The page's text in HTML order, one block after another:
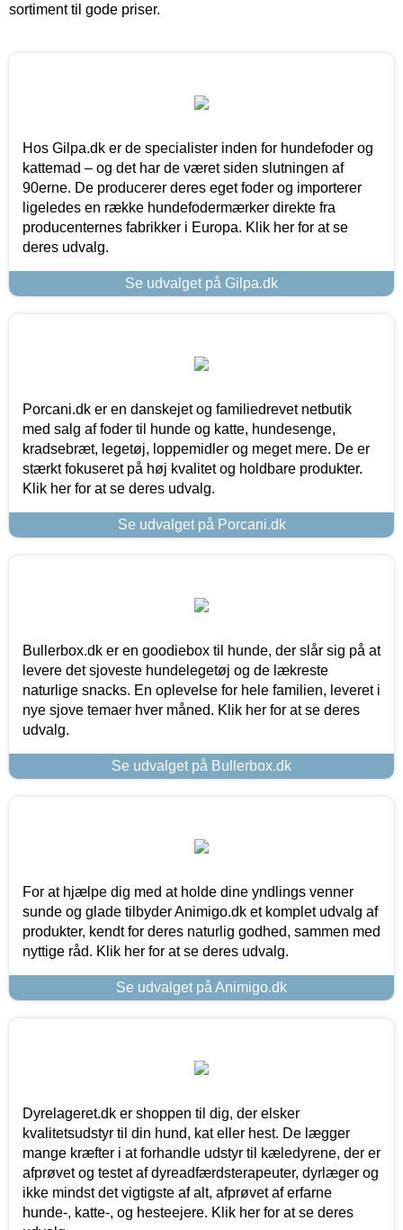
sortiment til gode priser.
Hos Gilpa.dk er de specialister inden for hundefoder og
kattemad – og det har de været siden slutningen af
90erne. De producerer deres eget foder og importerer
ligeledes en række hundefodermærker direkte fra
producenternes fabrikker i Europa. Klik her for at se
deres udvalg.
Se udvalget på Gilpa.dk
Porcani.dk er en danskejet og familiedrevet netbutik
med salg af foder til hunde og katte, hundesenge,
kradsebræt, legetøj, loppemidler og meget mere. De er
stærkt fokuseret på høj kvalitet og holdbare produkter.
Klik her for at se deres udvalg.
Se udvalget på Porcani.dk
Bullerbox.dk er en goodiebox til hunde, der slår sig på at
levere det sjoveste hundelegetøj og de lækreste
naturlige snacks. En oplevelse for hele familien, leveret i
nye sjove temaer hver måned. Klik her for at se deres
udvalg.
Se udvalget på Bullerbox.dk
For at hjælpe dig med at holde dine yndlings venner
sunde og glade tilbyder Animigo.dk et komplet udvalg af
produkter, kendt for deres naturlig godhed, sammen med
nyttige råd. Klik her for at se deres udvalg.
Se udvalget på Animigo.dk
Dyrelageret.dk er shoppen til dig, der elsker
kvalitetsudstyr til din hund, kat eller hest. De lægger
mange kræfter i at forhandle udstyr til kæledyrene, der er
afprøvet og testet af dyreadfærdsterapeuter, dyrlæger og
ikke mindst det vigtigste af alt, afprøvet af erfarne
hunde-, katte-, og hesteejere. Klik her for at se deres